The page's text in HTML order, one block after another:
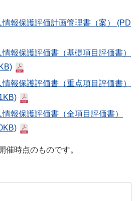
報保護評価計画管理書（案） (PD
報保護評価書（基礎項目評価書）
報保護評価書（重点項目評価書）
報保護評価書（全項目評価書）
催時点のものです。